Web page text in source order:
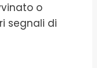
o
segnali di